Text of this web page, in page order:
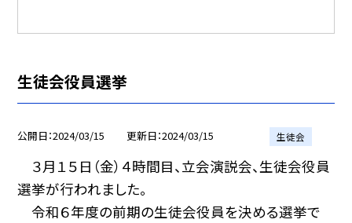
生徒会役員選挙
公開日 2024/03/15 更新日 2024/03/15 生徒会
３月１５日（金）４時間目、立会演説会、生徒会役員
選挙が行われました。
令和６年度の前期の生徒会役員を決める選挙で